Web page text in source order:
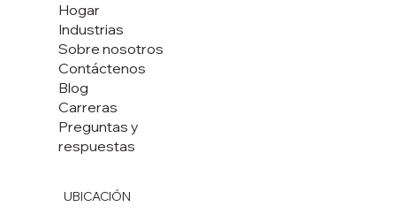
Hogar
Industrias
Sobre nosotros
Contáctenos
Blog
Carreras
Preguntas y
respuestas
UBICACIÓN